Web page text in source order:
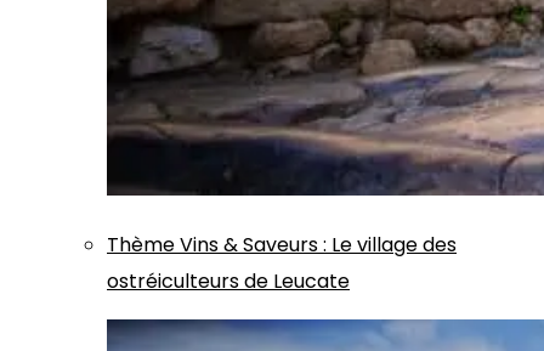
ThèmeVins & Saveurs: Le village des
ostréiculteurs de Leucate